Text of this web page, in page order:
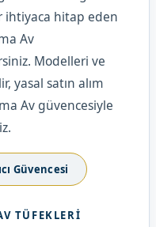
ihtiyaca hitap eden
Av
Modelleri ve
yasal satın alım
Av güvencesiyle
Güvencesi
TÜFEKLERI